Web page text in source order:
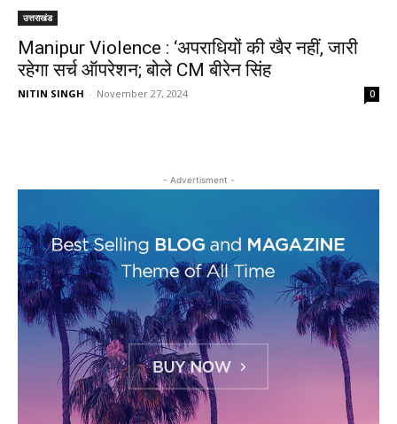
उत्तराखंड
Manipur Violence : ‘अपराधियों की खैर नहीं, जारी
रहेगा सर्च ऑपरेशन; बोले CM बीरेन सिंह
NITIN SINGH - November 27, 2024 0
- Advertisment -